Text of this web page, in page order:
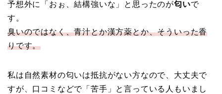
予想外に「おぉ、結構強いな」と思ったのが匂いで
す。
臭いのではなく、青汁とか漢方薬とか、そういった香
りです。
私は自然素材の匂いは抵抗がない方なので、大丈夫で
すが、口コミなどで「苦手」と言っている人もいまし